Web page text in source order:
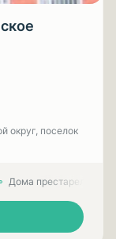
округ, поселок
Дома престарелых